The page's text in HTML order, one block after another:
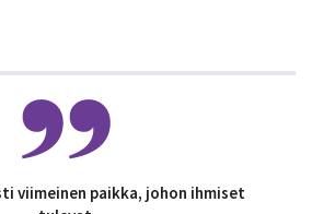
viimeinen paikka, johon ihmiset